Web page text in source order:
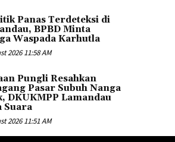
Panas Terdeteksi di
BPBD Minta
Waspada Karhutla
2026 11:58 AM
Pungli Resahkan
Pasar Subuh Nanga
DKUKMPP Lamandau
Suara
2026 11:51 AM